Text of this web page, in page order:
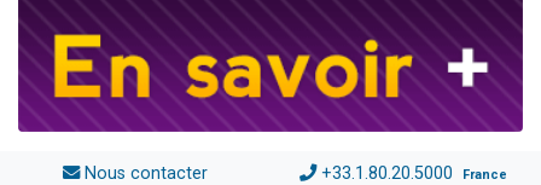
Nous contacter +33.1.80.20.5000 France